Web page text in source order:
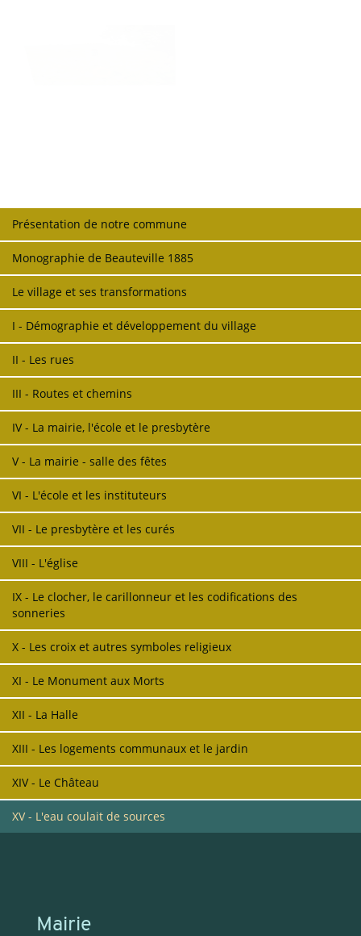
Présentation de notre commune
Monographie de Beauteville 1885
Le village et ses transformations
I - Démographie et développement du village
II - Les rues
III - Routes et chemins
IV - La mairie, l'école et le presbytère
V - La mairie - salle des fêtes
VI - L'école et les instituteurs
VII - Le presbytère et les curés
VIII - L'église
IX - Le clocher, le carillonneur et les codifications des
sonneries
X - Les croix et autres symboles religieux
XI - Le Monument aux Morts
XII - La Halle
XIII - Les logements communaux et le jardin
XIV - Le Château
XV - L'eau coulait de sources
Mairie